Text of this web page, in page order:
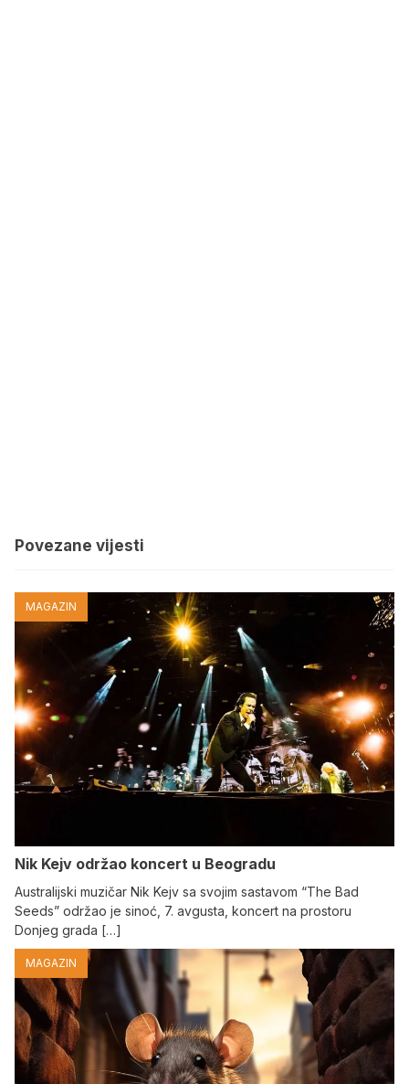
Povezane vijesti
MAGAZIN
Nik Kejv održao koncert u Beogradu
Australijski muzičar Nik Kejv sa svojim sastavom “The Bad
Seeds” održao je sinoć, 7. avgusta, koncert na prostoru
Donjeg grada […]
MAGAZIN